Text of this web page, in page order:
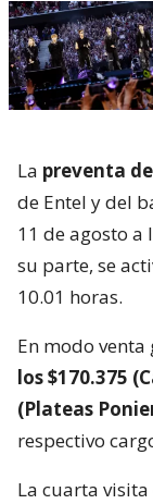
La preventa
de Entel y del
11 de agosto a
su parte, se
10.01 horas.
En modo
los $170.375
(Plateas
respectivo
La cuarta